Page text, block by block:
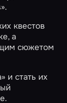
.
квестов
а
сюжетом
и стать их